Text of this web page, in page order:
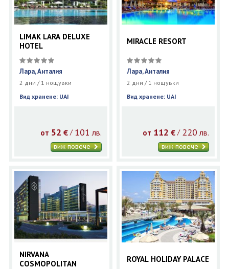
LIMAK LARA DELUXE
HOTEL
Лара, Анталия
2 дни / 1 нощувки
Вид хранене: UAI
от 52 €/ 101 лв.
виж повече
MIRACLE RESORT
Лара, Анталия
2 дни / 1 нощувки
Вид хранене: UAI
от 112 € / 220 лв.
виж повече
NIRVANA
COSMOPOLITAN
ROYAL HOLIDAY PALACE